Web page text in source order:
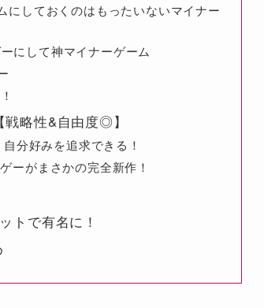
しておくのはもったいないマイナー
にして神マイナーゲーム
戦略性&自由度◎】
分好みを追求できる！
ーがまさかの完全新作！
トで有名に！